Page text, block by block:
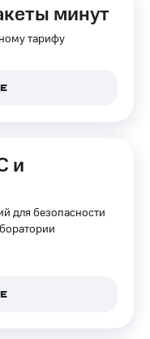
минут
тарифу
и
для безопасности